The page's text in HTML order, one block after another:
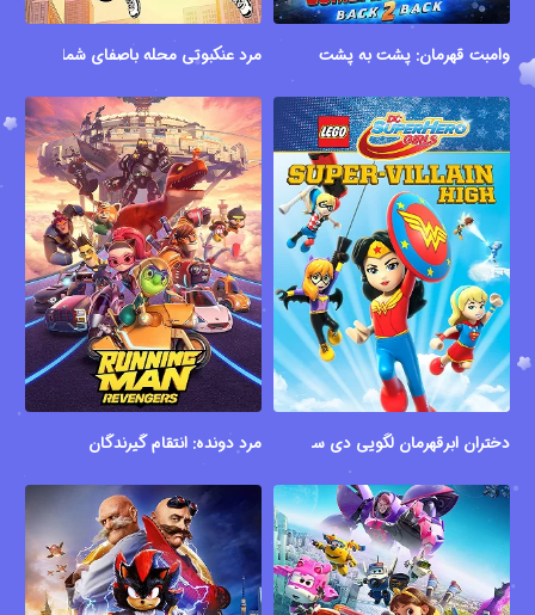
وامبت قهرمان: پشت به پشت مرد عنکبوتی محله باصفای شما
دختران ابرقهرمان لگویی دی سی: دبیرستان ضدقهرمان ها
مرد دونده: انتقام گیرندگان